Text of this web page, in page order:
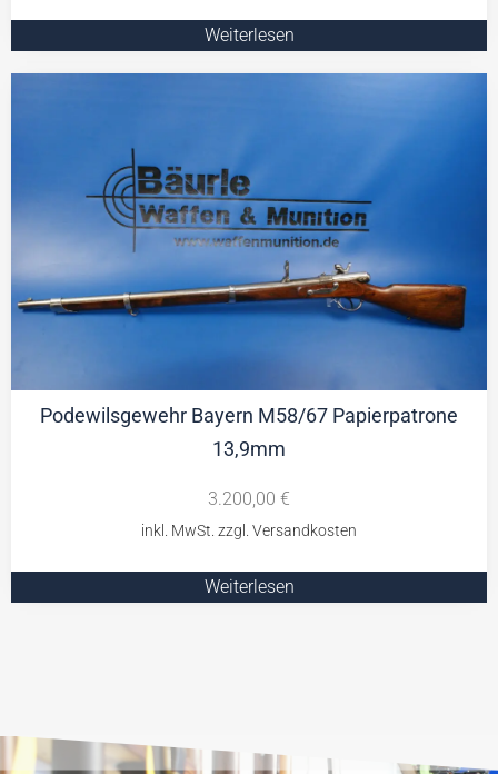
Weiterlesen
Podewilsgewehr Bayern M58/67 Papierpatrone
13,9mm
3.200,00 €
Weiterlesen